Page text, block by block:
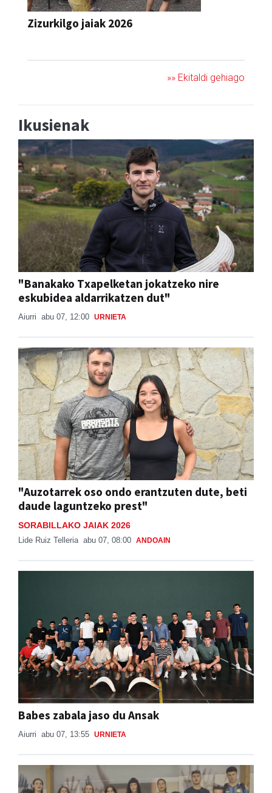
Zizurkilgo jaiak 2026
»» Ekitaldi gehiago
Ikusienak
"Banakako Txapelketan jokatzeko nire
eskubidea aldarrikatzen dut"
Aiurri abu 07, 12:00 URNIETA
"Auzotarrek oso ondo erantzuten dute, beti
daude laguntzeko prest"
SORABILLAKO JAIAK 2026
Lide Ruiz Telleria abu 07, 08:00 ANDOAIN
Babes zabala jaso du Ansak
Aiurri abu 07, 13:55 URNIETA